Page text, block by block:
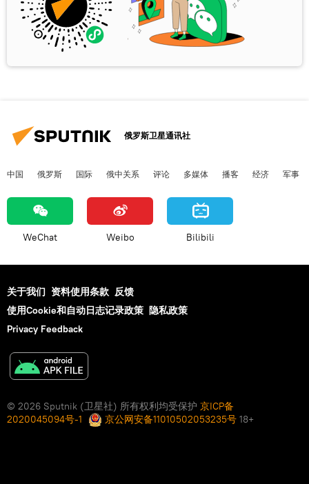
俄罗斯卫星通讯社
中国 俄罗斯 国际 俄中关系 评论 多媒体 播客 经济 军事
WeChat Weibo Bilibili
关于我们 资料使用条款 反馈
使用Cookie和自动日志记录政策 隐私政策
Privacy Feedback
© 2026 Sputnik (卫星社) 所有权利均受保护 京ICP备
2020045094号-1
京公网安备11010502053235号 18+